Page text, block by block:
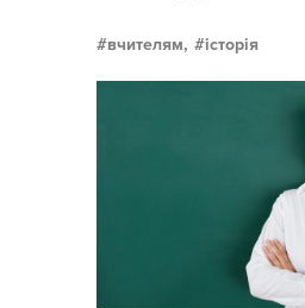
вчителям, історія